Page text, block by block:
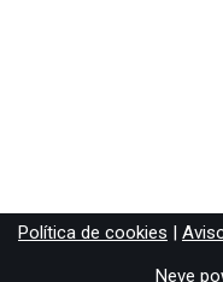
Política de cookies |
Neve